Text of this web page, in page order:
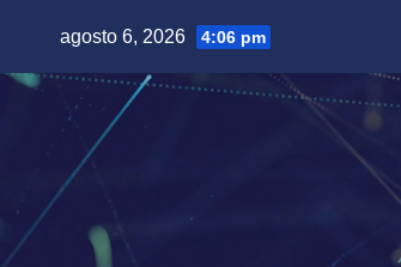
contenido
agosto 6, 2026 4:06 pm